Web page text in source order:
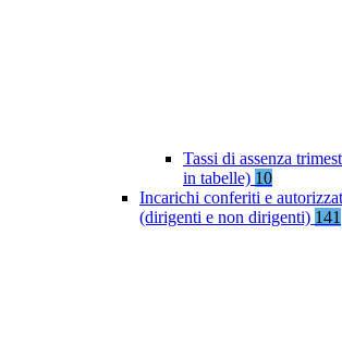
Tassi di assenza
in tabelle) 10
Incarichi conferiti e
(dirigenti e non dirigenti) 141